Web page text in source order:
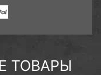
ТОВАРЫ